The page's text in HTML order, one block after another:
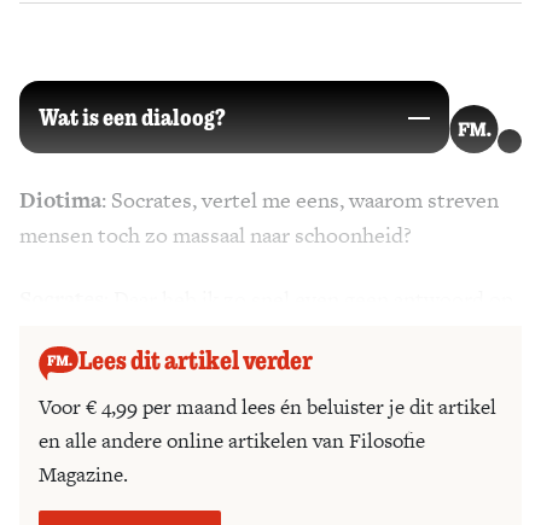
Wat is een dialoog?
Diotima: Socrates, vertel me eens, waarom streven
mensen toch zo massaal naar schoonheid?
Lees dit artikel verder
Voor € 4,99 per maand lees én beluister je dit artikel
en alle andere online artikelen van Filosofie
Magazine.